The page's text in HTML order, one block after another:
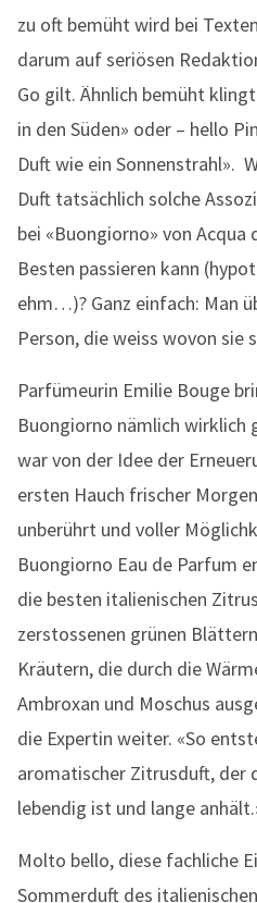
zu oft bemüht wird bei
darum auf seriösen
Go gilt. Ähnlich bemüht
in den Süden» oder – hello
Duft wie ein Sonnenstrahl».
Duft tatsächlich solche
bei «Buongiorno» von Acqua
Besten passieren kann
ehm…)? Ganz einfach: Man
Person, die weiss wovon sie
Parfümeurin Emilie Bouge
Buongiorno nämlich wirklich
war von der Idee der
ersten Hauch frischer
unberührt und voller
Buongiorno Eau de Parfum
die besten italienischen
zerstossenen grünen
Kräutern, die durch die
Ambroxan und Moschus
die Expertin weiter. «So
aromatischer Zitrusduft, der
lebendig ist und lange
Molto bello, diese fachliche
Sommerduft des